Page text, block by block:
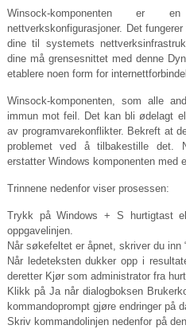
Winsock-komponenten er
nettverkskonfigurasjoner. Det
dine til systemets
dine må grensesnittet med denne
etablere noen form for
Winsock-komponenten, som alle
immun mot feil. Det kan bli ødelagt
av programvarekonflikter. Bekreft at
problemet ved å tilbakestille det.
erstatter Windows komponenten med
Trinnene nedenfor viser prosessen:
Trykk på Windows + S hurtigtast
oppgavelinjen.
Når søkefeltet er åpnet, skriver du inn
Når ledeteksten dukker opp i
deretter Kjør som administrator fra
Klikk på Ja når dialogboksen
kommandoprompt gjøre endringer på
Skriv kommandolinjen nedenfor på